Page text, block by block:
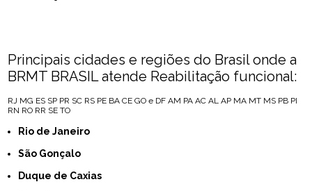
Principais cidades e regiões do Brasil onde a
BRMT BRASIL atende Reabilitação funcional:
RJ MG ES SP PR SC RS PE BA CE GO e DF AM PA AC AL AP MA MT MS PB PI
RN RO RR SE TO
Rio de Janeiro
São Gonçalo
Duque de Caxias